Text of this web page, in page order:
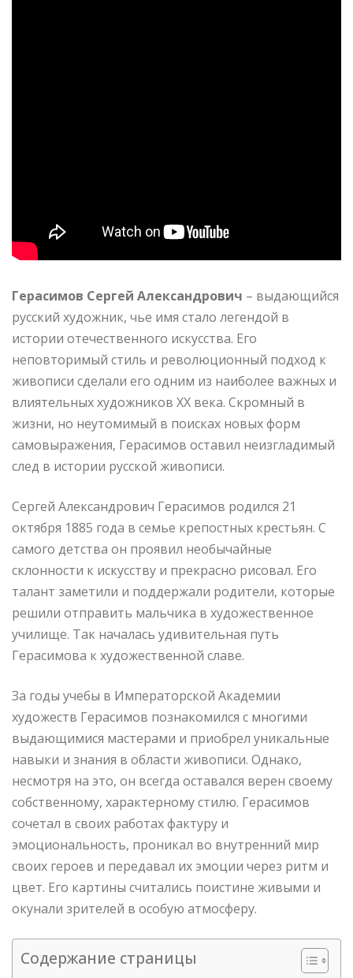
Герасимов Сергей Александрович – выдающийся
русский художник, чье имя стало легендой в
истории отечественного искусства. Его
неповторимый стиль и революционный подход к
живописи сделали его одним из наиболее важных и
влиятельных художников XX века. Скромный в
жизни, но неутомимый в поисках новых форм
самовыражения, Герасимов оставил неизгладимый
след в истории русской живописи.
Сергей Александрович Герасимов родился 21
октября 1885 года в семье крепостных крестьян. С
самого детства он проявил необычайные
склонности к искусству и прекрасно рисовал. Его
талант заметили и поддержали родители, которые
решили отправить мальчика в художественное
училище. Так началась удивительная путь
Герасимова к художественной славе.
За годы учебы в Императорской Академии
художеств Герасимов познакомился с многими
выдающимися мастерами и приобрел уникальные
навыки и знания в области живописи. Однако,
несмотря на это, он всегда оставался верен своему
собственному, характерному стилю. Герасимов
сочетал в своих работах фактуру и
эмоциональность, проникал во внутренний мир
своих героев и передавал их эмоции через ритм и
цвет. Его картины считались поистине живыми и
окунали зрителей в особую атмосферу.
Содержание страницы